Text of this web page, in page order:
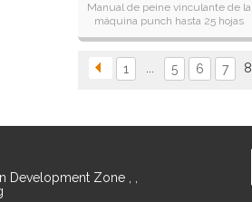
Manual de peine vinculante de la
máquina punch hasta 25 hojas
cada vez un punzón 4, un 5, b5
500
1 5 6 7 8
Development Zone , ,